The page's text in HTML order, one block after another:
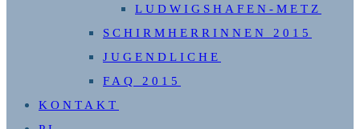
LUDWIGSHAFEN-METZ
SCHIRMHERRINNEN 2015
JUGENDLICHE
FAQ 2015
KONTAKT